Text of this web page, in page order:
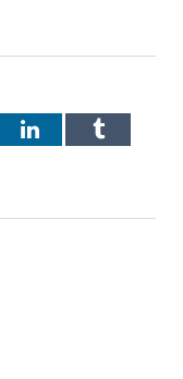
LinkedInTumblr